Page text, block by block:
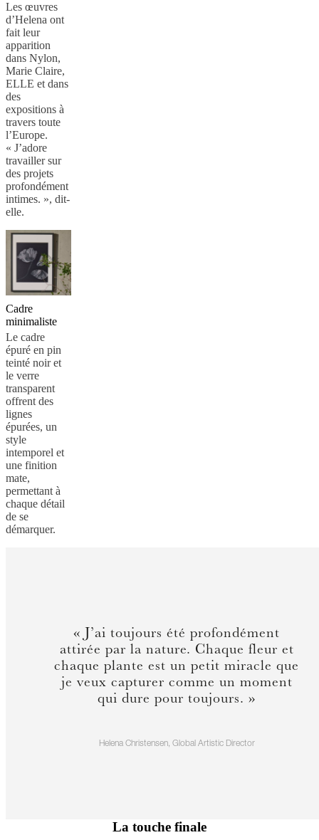
Les œuvres
d’Helena ont
fait leur
apparition
dans Nylon,
Marie Claire,
ELLE et dans
des
expositions à
travers toute
l’Europe.
« J’adore
travailler sur
des projets
profondément
intimes. », dit-
elle.
Cadre
minimaliste
Le cadre
épuré en pin
teinté noir et
le verre
transparent
offrent des
lignes
épurées, un
style
intemporel et
une finition
mate,
permettant à
chaque détail
de se
démarquer.
« J’ai toujours été profondément
attirée par la nature. Chaque fleur et
chaque plante est un petit miracle que
je veux capturer comme un moment
qui dure pour toujours. »
Helena Christensen, Global Artistic Director
La touche finale